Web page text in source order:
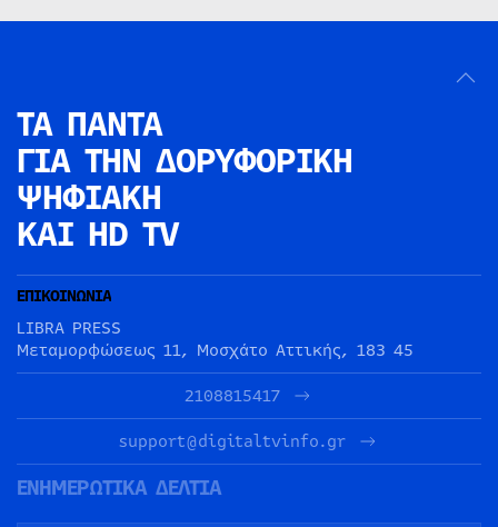
ΤΑ ΠΑΝΤΑ
ΓΙΑ ΤΗΝ ΔΟΡΥΦΟΡΙΚΗ
ΨΗΦΙΑΚΗ
ΚΑΙ HD TV
ΕΠΙΚΟΙΝΩΝΙΑ
LIBRA PRESS
Μεταμορφώσεως 11, Μοσχάτο Αττικής, 183 45
2108815417
support@digitaltvinfo.gr
ΕΝΗΜΕΡΩΤΙΚΑ ΔΕΛΤΙΑ